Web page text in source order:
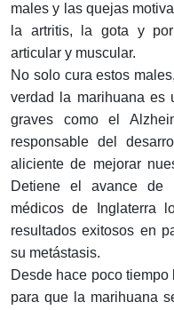
males y las quejas
la artritis, la gota y
articular y muscular.
No solo cura estos
verdad la marihuana es
graves como el
responsable del
aliciente de mejorar
Detiene el avance de
médicos de Inglaterra
resultados exitosos en
su metástasis.
Desde hace poco
para que la marihuana